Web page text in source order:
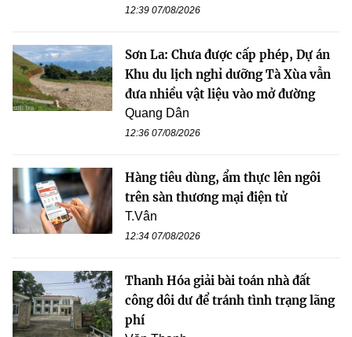
12:39 07/08/2026
Sơn La: Chưa được cấp phép, Dự án
Khu du lịch nghỉ dưỡng Tà Xùa vẫn
đưa nhiều vật liệu vào mở đường
Quang Dân
12:36 07/08/2026
Hàng tiêu dùng, ẩm thực lên ngôi
trên sàn thương mại điện tử
T.Vân
12:34 07/08/2026
Thanh Hóa giải bài toán nhà đất
công dôi dư để tránh tình trạng lãng
phí